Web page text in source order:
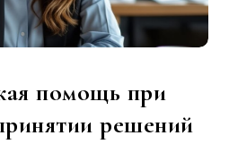
помощь при
решений